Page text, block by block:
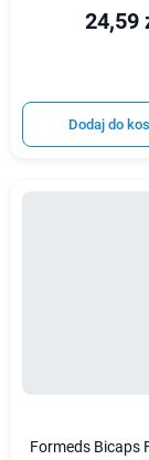
24,59
Dodaj do
Formeds Bicaps